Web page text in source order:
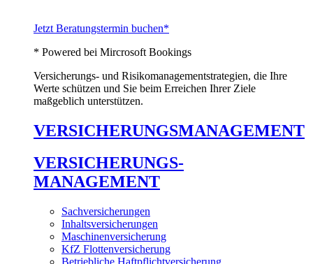
Jetzt Beratungstermin buchen*
* Powered bei Mircrosoft Bookings
Versicherungs- und Risikomanagementstrategien, die Ihre
Werte schützen und Sie beim Erreichen Ihrer Ziele
maßgeblich unterstützen.
VERSICHERUNGSMANAGEMENT
VERSICHERUNGS-
MANAGEMENT
Sachversicherungen
Inhaltsversicherungen
Maschinenversicherung
KfZ Flottenversicherung